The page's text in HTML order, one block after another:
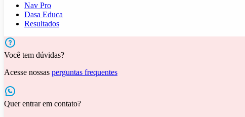
Nav Pro
Dasa Educa
Resultados
Você tem dúvidas?
Acesse nossas perguntas frequentes
Quer entrar em contato?